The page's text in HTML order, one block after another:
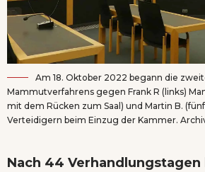
Am 18. Oktober 2022 begann die
Mammutverfahrens gegen Frank R (links)
mit dem Rücken zum Saal) und Martin B.
Verteidigern beim Einzug der Kammer.
Nach 44 Verhandlungstagen